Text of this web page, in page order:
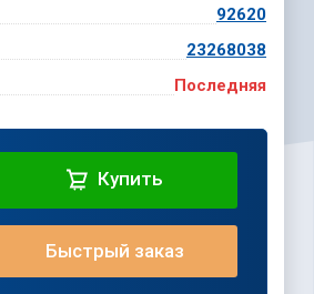
92620
23268038
Последняя
Купить
Быстрый заказ